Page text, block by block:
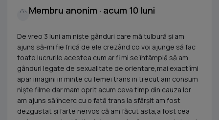
Membru anonim · acum 10 luni
De vreo 3 luni am niște gânduri care mă tulbură și am
ajuns să-mi fie frică de ele crezând co voi ajunge să fac
toate lucrurile acestea cum ar fi mi se întâmplă să am
gânduri legate de sexualitate de orientare,mai exact îmi
apar imagini in minte cu femei trans in trecut am consum
niște filme dar mam oprit acum ceva timp din cauza lor
am ajuns să încerc cu o fată trans la sfârșit am fost
dezgustat și farte nervos că am făcut asta,a fost cea